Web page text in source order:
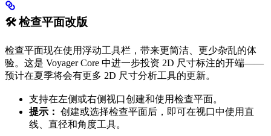
🛠️ 检查平面改版
检查平面现在使用浮动工具栏，带来更简洁、更少杂乱的体
验。这是 Voyager Core 中进一步投资 2D 尺寸标注的开端——
预计在夏季将会有更多 2D 尺寸分析工具的更新。
支持在左侧或右侧视口创建和使用检查平面。
提示： 创建或选择检查平面后，即可在视口中使用直
线、直径和角度工具。